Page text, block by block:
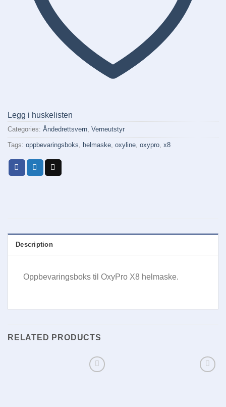
Legg i huskelisten
Categories: Åndedrettsvern, Verneutstyr
Tags: oppbevaringsboks, helmaske, oxyline, oxypro, x8
Description
Oppbevaringsboks til OxyPro X8 helmaske.
RELATED PRODUCTS